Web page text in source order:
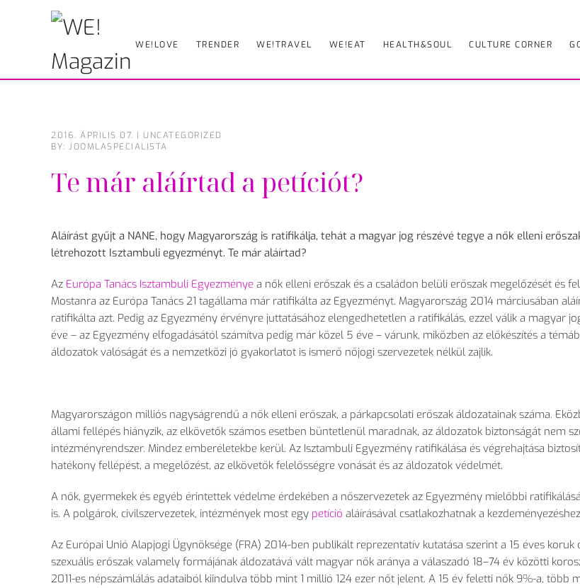
main
WE!LOVE TRENDER WE!TRAVEL WE!EAT HEALTH&SOUL CULTURE CORNER
2016. ÁPRILIS 07. | UNCATEGORIZED
BY: JOOMLASPECIALISTA
Te már aláírtad a petíciót?
Aláírást gyűjt a NANE, hogy Magyarország is ratifikálja, tehát a magyar jog részévé tegye a nők elleni
létrehozott Isztambuli egyezményt. Te már aláírtad?
Az Európa Tanács Isztambuli Egyezménye a nők elleni erőszak és a családon belüli erőszak megelőzését és
Mostanra az Európa Tanács 21 tagállama már ratifikálta az Egyezményt. Magyarország 2014 márciusában
ratifikálta azt. Pedig az Egyezmény érvényre juttatásához elengedhetetlen a ratifikálás, ezzel válik a magyar
éve – az Egyezmény elfogadásától számítva pedig már közel 5 éve – várunk, miközben az előkészítés a
áldozatok valóságát és a nemzetközi jó gyakorlatot is ismerő nőjogi szervezetek nélkül zajlik.
Magyarországon milliós nagyságrendű a nők elleni erőszak, a párkapcsolati erőszak áldozatainak száma.
állami fellépés hiányzik, az elkövetők számos esetben büntetlenül maradnak, az áldozatok biztonságát nem
intézményrendszer. Mindez emberéletekbe kerül. Az Isztambuli Egyezmény ratifikálása és végrehajtása
hatékony fellépést, a megelőzést, az elkövetők felelősségre vonását és az áldozatok védelmét.
A nők, gyermekek és egyéb érintettek védelme érdekében a nőszervezetek az Egyezmény mielőbbi
is. A polgárok, civilszervezetek, intézmények most egy petíció aláírásával csatlakozhatnak a
Az Európai Unió Alapjogi Ügynöksége (FRA) 2014-ben publikált reprezentatív kutatása szerint a 15 éves koruk
szexuális erőszak valamely formájának áldozatává vált magyar nők aránya a válaszadó 18–74 év közötti
2011-es népszámlálás adataiból kiindulva több mint 1 millió 124 ezer nőt jelent. A 15 év feletti nők 9%-a, több